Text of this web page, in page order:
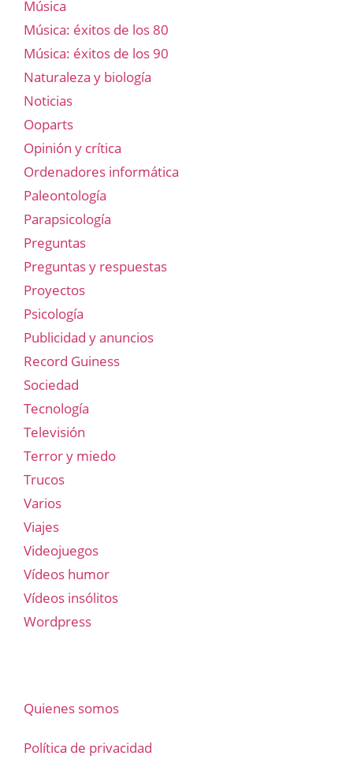
Música
Música: éxitos de los 80
Música: éxitos de los 90
Naturaleza y biología
Noticias
Ooparts
Opinión y crítica
Ordenadores informática
Paleontología
Parapsicología
Preguntas
Preguntas y respuestas
Proyectos
Psicología
Publicidad y anuncios
Record Guiness
Sociedad
Tecnología
Televisión
Terror y miedo
Trucos
Varios
Viajes
Videojuegos
Vídeos humor
Vídeos insólitos
Wordpress
Quienes somos
Política de privacidad